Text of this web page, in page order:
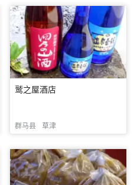
鹫之屋酒店
群马县 草津